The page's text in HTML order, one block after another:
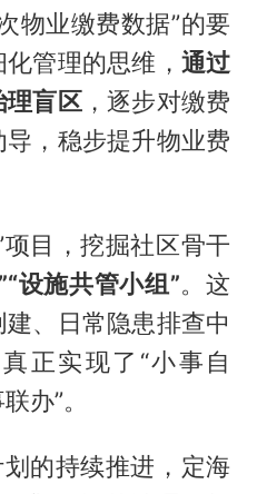
物业缴费数据”的要
管理的思维， 通过
理盲区，逐步对缴费
，稳步提升物业费
目，挖掘社区骨干
设施共管小组”。这
、日常隐患排查中
正实现了“小事自
办”。
的持续推进，定海